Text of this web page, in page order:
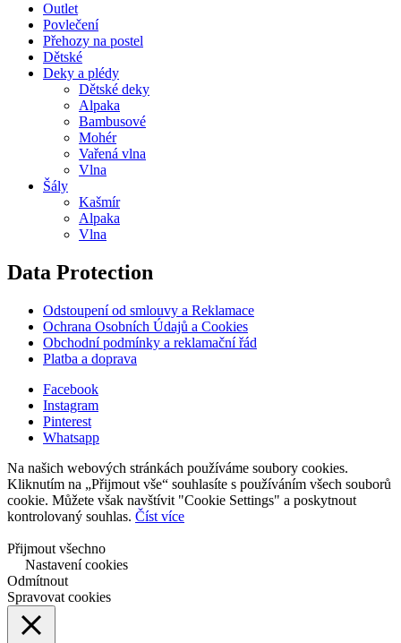
Outlet
Povlečení
Přehozy na postel
Dětské
Deky a plédy
Dětské deky
Alpaka
Bambusové
Mohér
Vařená vlna
Vlna
Šály
Kašmír
Alpaka
Vlna
Data Protection
Odstoupení od smlouvy a Reklamace
Ochrana Osobních Údajů a Cookies
Obchodní podmínky a reklamační řád
Platba a doprava
Facebook
Instagram
Pinterest
Whatsapp
Na našich webových stránkách používáme soubory cookies.
Kliknutím na „Přijmout vše“ souhlasíte s používáním všech souborů
cookie. Můžete však navštívit "Cookie Settings" a poskytnout
kontrolovaný souhlas. Číst více
Přijmout všechno
Nastavení cookies
Odmítnout
Spravovat cookies